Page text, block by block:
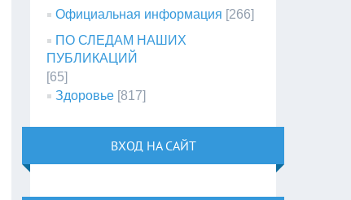
Официальная информация [266]
ПО СЛЕДАМ НАШИХ
ПУБЛИКАЦИЙ
[65]
Здоровье [817]
ВХОД НА САЙТ